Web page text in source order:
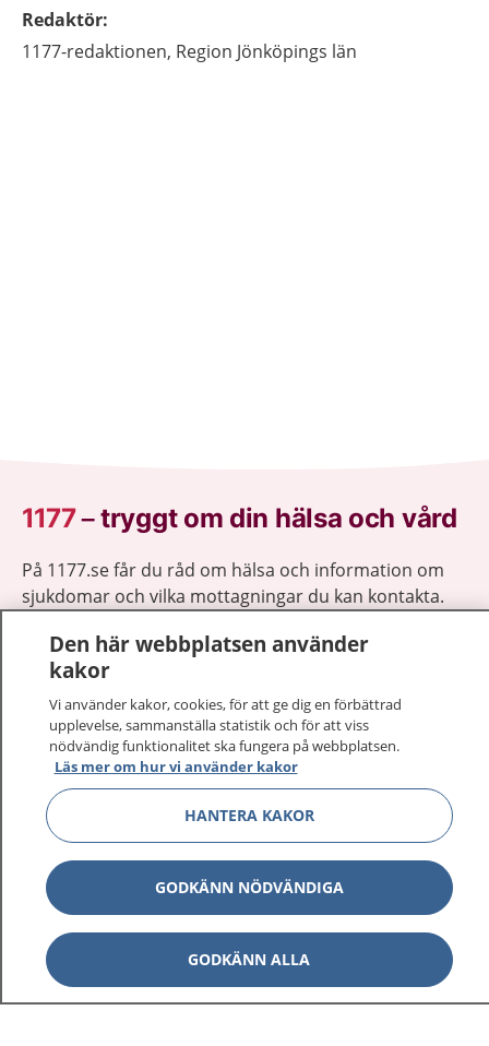
Redaktör:
1177-redaktionen, Region Jönköpings län
1177–tryggt om din hälsa och vård
På 1177.se får du råd om hälsa och information om
sjukdomar och vilka mottagningar du kan kontakta.
vårdärenden. Ring telefonnummer 1177 för
sjukvårdsrådgivning dygnet runt.
1177 ger dig råd när du vill må bättre.
1177 på flera språk Visa
Om 1177 Visa
Kontakt Visa
Den här webbplatsen använder
kakor
Vi använder kakor, cookies, för att ge dig en förbättrad
upplevelse, sammanställa statistik och för att viss
nödvändig funktionalitet ska fungera på webbplatsen.
Läs mer om hur vi använder kakor
HANTERA KAKOR
GODKÄNN NÖDVÄNDIGA
GODKÄNN ALLA